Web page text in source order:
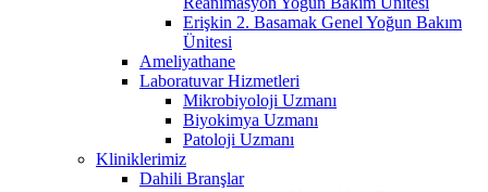
Erişkin 2. Basamak Genel Yoğun Bakım
Ünitesi
Ameliyathane
Laboratuvar Hizmetleri
Mikrobiyoloji Uzmanı
Biyokimya Uzmanı
Patoloji Uzmanı
Kliniklerimiz
Dahili Branşlar